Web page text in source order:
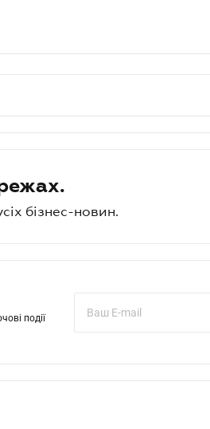
бізнес-новин.
події